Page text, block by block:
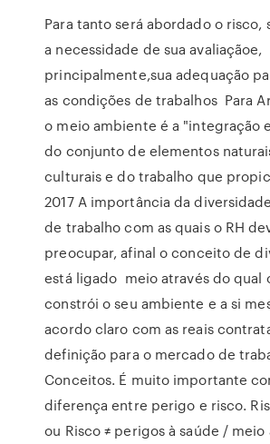
Para tanto será abordado o risco,
a necessidade de sua avaliaçãoe,
principalmente,sua adequação
as condições de trabalhos Para
o meio ambiente é a "integração
do conjunto de elementos
culturais e do trabalho que
2017 A importância da
de trabalho com as quais o RH
preocupar, afinal o conceito de
está ligado meio através do qual
constrói o seu ambiente e a si
acordo claro com as reais
definição para o mercado de
Conceitos. É muito importante
diferença entre perigo e risco.
ou Risco ≠ perigos à saúde /